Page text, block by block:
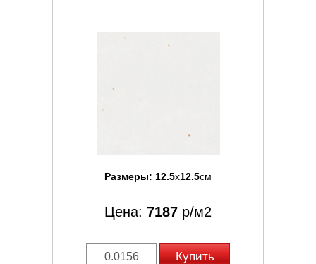
Размеры: 12.5x12.5см
Цена: 7187 р/м2
Купить